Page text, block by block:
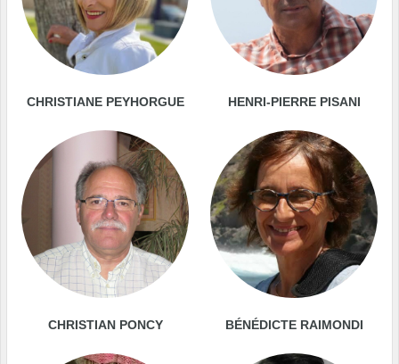
CHRISTIANE PEYHORGUE HENRI-PIERRE PISANI
CHRISTIAN PONCY BÉNÉDICTE RAIMONDI